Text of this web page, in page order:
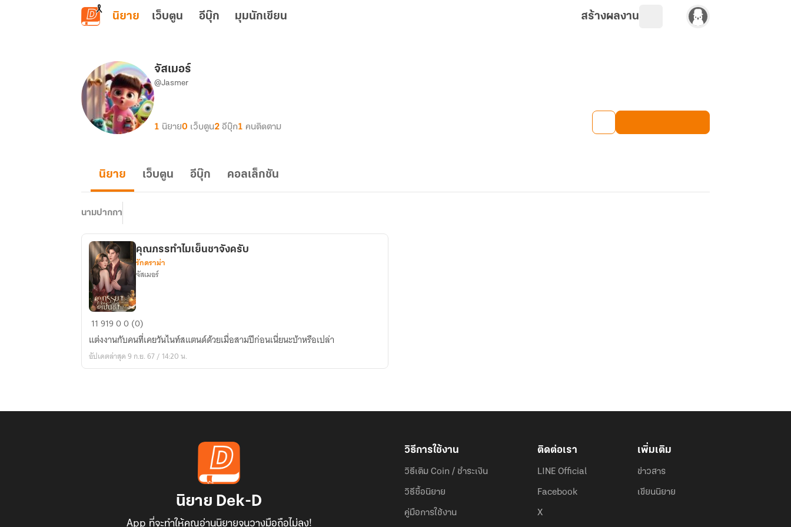
ข้ามไปยังเนื้อหาหลัก
นิยาย เว็บตูน อีบุ๊ก มุมนักเขียน สร้างผลงาน
จัสเมอร์
@Jasmer
1 นิยาย0 เว็บตูน2 อีบุ๊ก1 คนติดตาม
นิยาย เว็บตูน อีบุ๊ก คอลเล็กชัน
นามปากกา
คุณ
ภรร
ทำไม
เย็น
คุณภรรทำไมเย็นชาจังครับ
รักดราม่า
จัสเมอร์
1191900 (0)
แต่งงานกับคนที่เคยวันไนท์สแตนด์ด้วยเมื่อสามปีก่อนเนี่ยนะบ้าหรือเปล่า
อัปเดตล่าสุด 9 ก.ย. 67 / 14:20 น.
นิยาย Dek-D
App ที่จะทำให้คุณอ่านนิยายจนวางมือถือไม่ลง!
วิธีการใช้งาน
วิธีเติม Coin / ชำระเงิน
วิธีซื้อนิยาย
คู่มือการใช้งาน
ติดต่อเรา
LINE Official
Facebook
X
เพิ่มเติม
ข่าวสาร
เขียนนิยาย